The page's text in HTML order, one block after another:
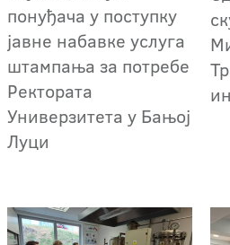
понуђача у поступку
јавне набавке услугa
штампања за потребе
Ректората
Универзитета у Бањој
Луци